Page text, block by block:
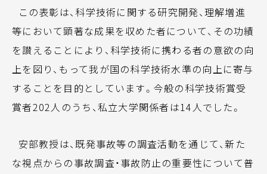
この表彰は、科学技術に関する研究開発、理解増進
等において顕著な成果を収めた者について、その功績
を讃えることにより、科学技術に携わる者の意欲の向
上を図り、もって我が国の科学技術水準の向上に寄与
することを目的としています。今般の科学技術賞受
賞者202人のうち、私立大学関係者は14人でした。
安部教授は、既発事故等の調査活動を通じて、新た
な視点からの事故調査・事故防止の重要性について普